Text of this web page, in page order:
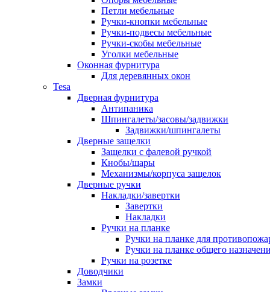
Петли мебельные
Ручки-кнопки мебельные
Ручки-подвесы мебельные
Ручки-скобы мебельные
Уголки мебельные
Оконная фурнитура
Для деревянных окон
Tesa
Дверная фурнитура
Антипаника
Шпингалеты/засовы/задвижки
Задвижки/шпингалеты
Дверные защелки
Защелки с фалевой ручкой
Кнобы/шары
Механизмы/корпуса защелок
Дверные ручки
Накладки/завертки
Завертки
Накладки
Ручки на планке
Ручки на планке для
Ручки на планке общего
Ручки на розетке
Доводчики
Замки